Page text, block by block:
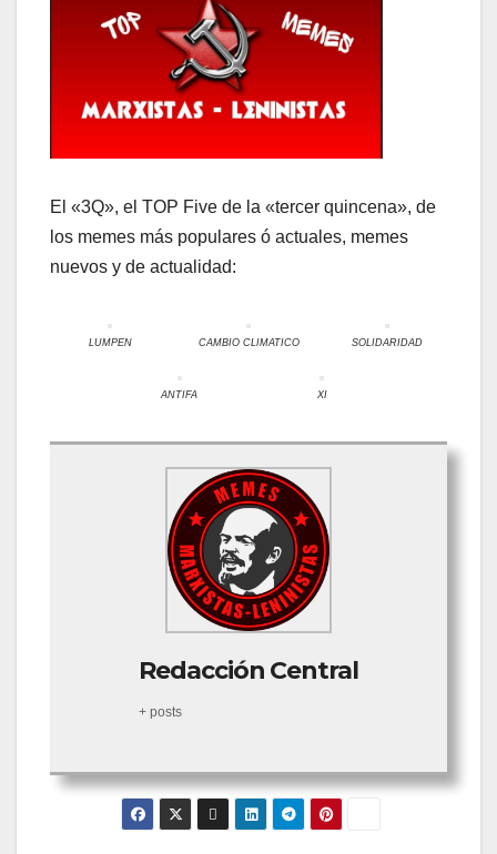
El «3Q», el TOP Five de la «tercer quincena», de
los memes más populares ó actuales, memes
nuevos y de actualidad:
LUMPEN CAMBIO CLIMATICO SOLIDARIDAD
ANTIFA XI
Redacción Central
+ posts